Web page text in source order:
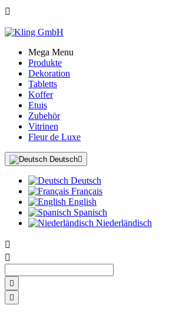

Mega Menu
Produkte
Dekoration
Tabletts
Koffer
Etuis
Zubehör
Vitrinen
Fleur de Luxe
Deutsch
Deutsch
Français
English
Spanisch
Niederländisch



